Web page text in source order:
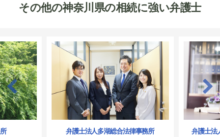
その他の神奈川県の相続に強い弁護士
弁護士法人多湖総合法律事務所 弁護士法